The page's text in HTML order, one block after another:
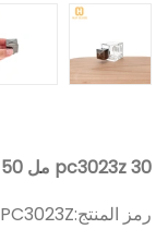
pc3023z 30 مل 50 مل 100 مل زجاجة عطر
رمز المنتج:PC3023Z